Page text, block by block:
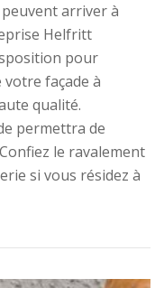
arriver à
Helfritt
pour
façade à
qualité.
permettra de
le ravalement
si vous résidez à